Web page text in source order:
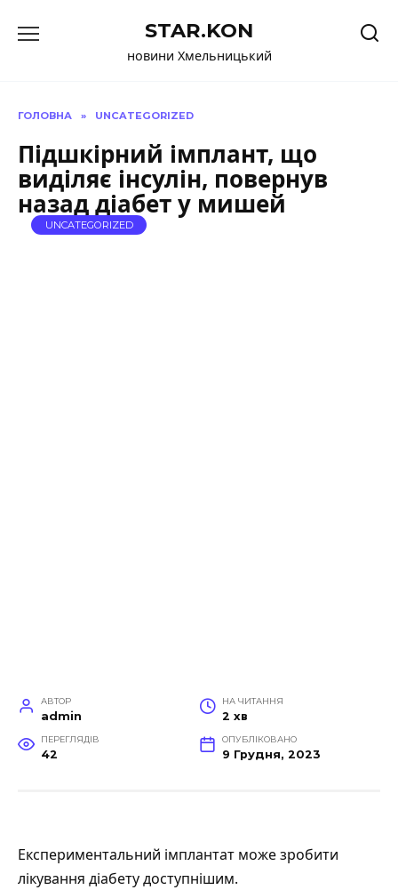
до
STAR.KON
новини Хмельницький
ГОЛОВНА » UNCATEGORIZED
Підшкірний імплант, що
виділяє інсулін, повернув
назад діабет у мишей
UNCATEGORIZED
АВТОР
admin
НА ЧИТАННЯ
2 хв
ПЕРЕГЛЯДІВ
42
ОПУБЛІКОВАНО
9 Грудня, 2023
Експериментальний імплантат може зробити
лікування діабету доступнішим.